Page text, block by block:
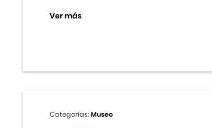
Ver más
Categorías:Museo